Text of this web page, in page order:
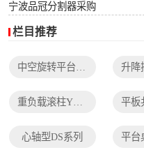
宁波品冠分割器采购
栏目推荐
心轴型DS系列